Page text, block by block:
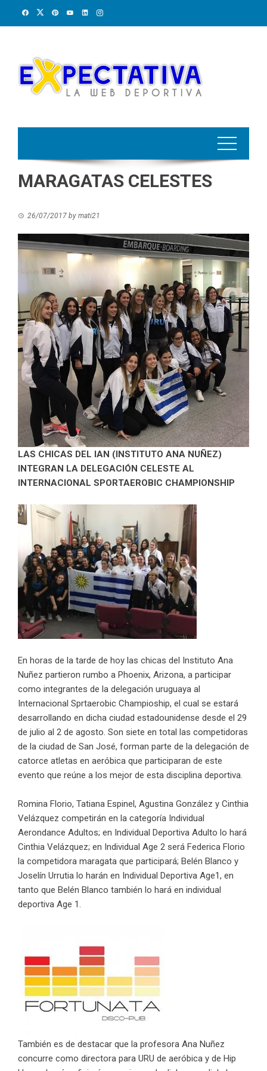
MARAGATAS CELESTES
26/07/2017 by mati21
LAS CHICAS DEL IAN (INSTITUTO ANA NUÑEZ)
INTEGRAN LA DELEGACIÓN CELESTE AL
INTERNACIONAL SPORTAEROBIC CHAMPIONSHIP
En horas de la tarde de hoy las chicas del Instituto Ana
Nuñez partieron rumbo a Phoenix, Arizona, a participar
como integrantes de la delegación uruguaya al
Internacional Sprtaerobic Champioship, el cual se estará
desarrollando en dicha ciudad estadounidense desde el 29
de julio al 2 de agosto. Son siete en total las competidoras
de la ciudad de San José, forman parte de la delegación de
catorce atletas en aeróbica que participaran de este
evento que reúne a los mejor de esta disciplina deportiva.
Romina Florio, Tatiana Espinel, Agustina González y Cinthia
Velázquez competirán en la categoría Individual
Aerondance Adultos; en Individual Deportiva Adulto lo hará
Cinthia Velázquez; en Individual Age 2 será Federica Florio
la competidora maragata que participará; Belén Blanco y
Joselín Urrutia lo harán en Individual Deportiva Age1, en
tanto que Belén Blanco también lo hará en individual
deportiva Age 1.
También es de destacar que la profesora Ana Nuñez
concurre como directora para URU de aeróbica y de Hip